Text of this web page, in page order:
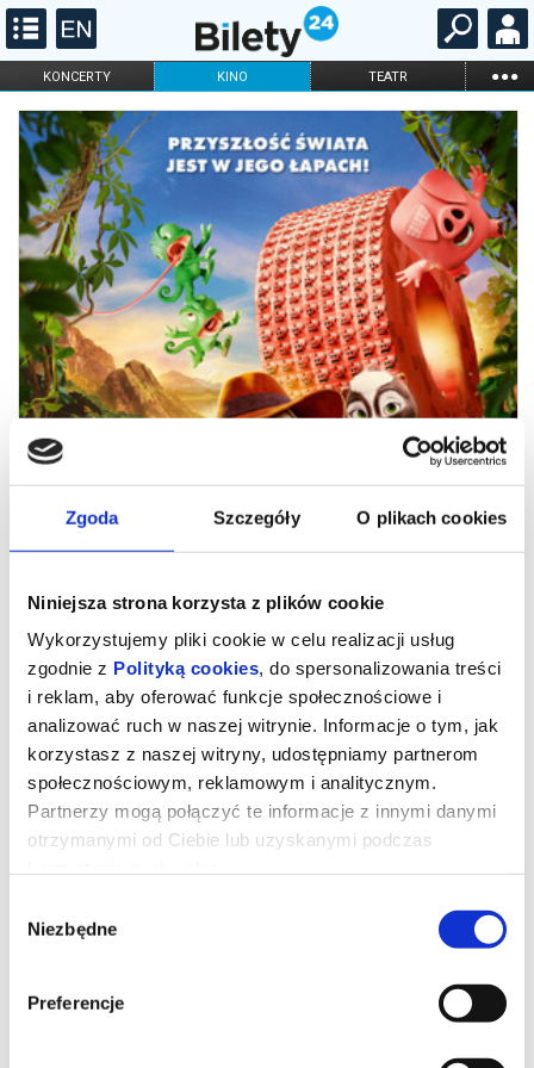
Zgoda Szczegóły O plikach cookies
Niniejsza strona korzysta z plików cookie
Wykorzystujemy pliki cookie w celu realizacji usług
zgodnie z Polityką cookies, do spersonalizowania treści
i reklam, aby oferować funkcje społecznościowe i
analizować ruch w naszej witrynie. Informacje o tym, jak
korzystasz z naszej witryny, udostępniamy partnerom
społecznościowym, reklamowym i analitycznym.
Partnerzy mogą połączyć te informacje z innymi danymi
otrzymanymi od Ciebie lub uzyskanymi podczas
zgody
Niezbędne
Preferencje
KONCERTY KINO TEATR ...
FILHARMONIA OPERA I BALET
STAND-UP
DLA DZIECI
ONLINE KARNETY
Kurozając i świątynia Świstaka
Gdy wyjątkowy pół kurczak, pół zając odkrywa, że nie jest sam i
ma siostrę, a cały gatunek kurozająców potrzebuje ratunku,
wyrusza w ryzykowną podróż do legendarnej Świątyni Świstaka.
niebezpieczna droga, przeciwnicy gotowi na wszystko i decyzja,